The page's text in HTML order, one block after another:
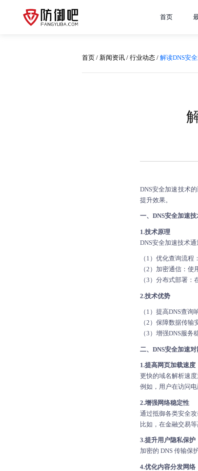
首页
首页 / 新闻资讯 / 行业动态 / 解读DNS安
DNS安全加速技术
提升效果。
一、DNS安全加速
1.技术原理
DNS安全加速技术
（1）优化查询流
（2）加密通信：使
（3）分布式部署
2.技术优势
（1）提高DNS查
（2）保障数据传
（3）增强DNS服
二、DNS安全加速
1.提高网页加载速度
更快的域名解析速
例如，用户在访问
2.增强网络稳定性
通过抵御各类安全
比如，在金融交易
3.提升用户隐私保护
加密的 DNS 传输保
4.优化内容分发网络